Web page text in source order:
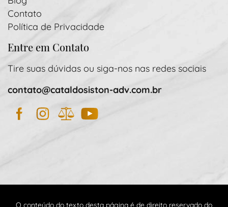
Contato
Política de Privacidade
Entre em Contato
Tire suas dúvidas ou siga-nos nas redes sociais
contato@cataldosiston-adv.com.br
Facebook
Instagram
JusBrasil
YouTube
O conteúdo do texto desta página é de direito reservado do